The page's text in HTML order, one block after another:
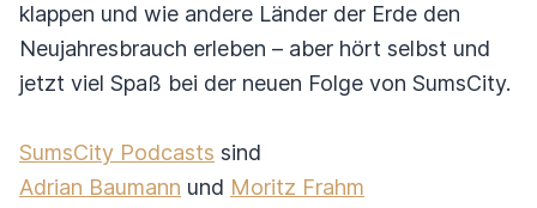
klappen und wie andere Länder der Erde den
Neujahresbrauch erleben – aber hört selbst und
jetzt viel Spaß bei der neuen Folge von SumsCity.
SumsCity Podcasts sind
Adrian Baumann und Moritz Frahm